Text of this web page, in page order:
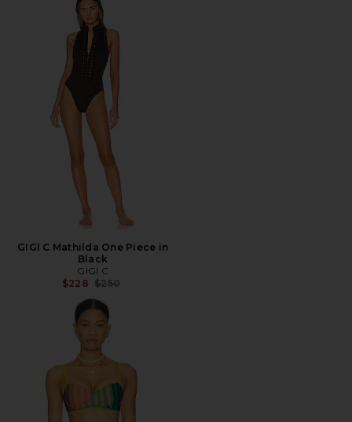
GIGI C Mathilda One Piece in
Black
GIGI C
$228 전 가격:
$250